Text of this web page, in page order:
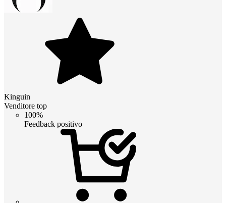
Kinguin
Venditore top
100%
Feedback positivo